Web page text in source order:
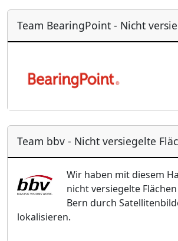
Team BearingPoint - Nicht
Team bbv - Nicht versiegelte
Wir haben mit diesem
nicht versiegelte
Bern durch
lokalisieren.